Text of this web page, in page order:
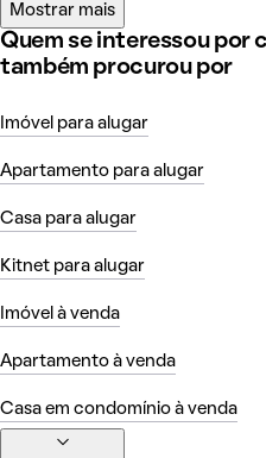
Mostrar mais
Quem se interessou por
também procurou por
Imóvel para alugar
Apartamento para alugar
Casa para alugar
Kitnet para alugar
Imóvel à venda
Apartamento à venda
Casa em condomínio à venda